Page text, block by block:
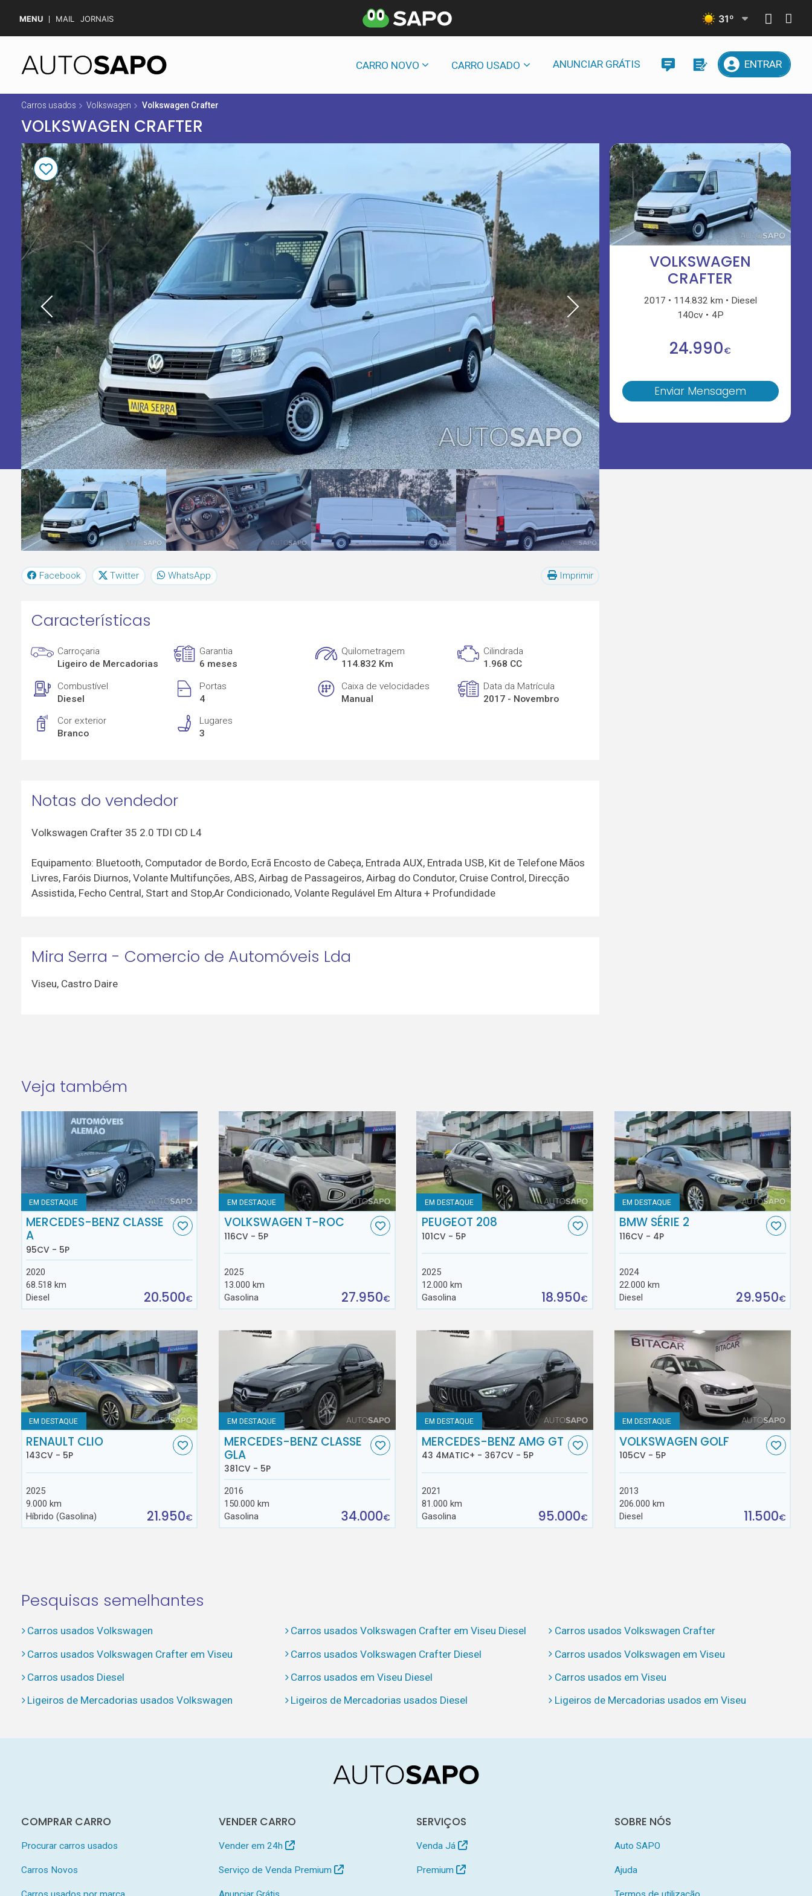
MENU MAIL JORNAIS 31º
CARRO NOVO CARRO USADO ANUNCIAR GRÁTIS ENTRAR
Carros usados Volkswagen Volkswagen Crafter
VOLKSWAGEN CRAFTER
VOLKSWAGEN
CRAFTER
2017 114.832 km
Diesel
140cv
4P
24.990€
Enviar Mensagem
Facebook Twitter WhatsApp Imprimir
Características
Carroçaria
Ligeiro de Mercadorias
Garantia
6 meses
Quilometragem
114.832 Km
Cilindrada
1.968 CC
Combustível
Diesel
Portas
4
Caixa de velocidades
Manual
Data da Matrícula
2017 - Novembro
Cor exterior
Branco
Lugares
3
Notas do vendedor
Volkswagen Crafter 35 2.0 TDI CD L4
Equipamento: Bluetooth, Computador de Bordo, Ecrã Encosto de Cabeça, Entrada AUX, Entrada USB, Kit de Telefone Mãos
Livres, Faróis Diurnos, Volante Multifunções, ABS, Airbag de Passageiros, Airbag do Condutor, Cruise Control, Direcção
Assistida, Fecho Central, Start and Stop,Ar Condicionado, Volante Regulável Em Altura + Profundidade
Mira Serra - Comercio de Automóveis Lda
Viseu, Castro Daire
Veja também
EM DESTAQUE
MERCEDES-BENZ CLASSE
A
95CV - 5P
2020
68.518 km
Diesel
20.500€
EM DESTAQUE
VOLKSWAGEN T-ROC
116CV - 5P
2025
13.000 km
Gasolina
27.950€
EM DESTAQUE
PEUGEOT 208
101CV - 5P
2025
12.000 km
Gasolina
18.950€
EM DESTAQUE
BMW SÉRIE 2
116CV - 4P
2024
22.000 km
Diesel
29.950€
EM DESTAQUE
RENAULT CLIO
143CV - 5P
2025
9.000 km
Híbrido (Gasolina)
21.950€
EM DESTAQUE
MERCEDES-BENZ CLASSE
GLA
381CV - 5P
2016
150.000 km
Gasolina
34.000€
EM DESTAQUE
MERCEDES-BENZ AMG GT
43 4MATIC+ - 367CV - 5P
2021
81.000 km
Gasolina
95.000€
EM DESTAQUE
VOLKSWAGEN GOLF
105CV - 5P
2013
206.000 km
Diesel
11.500€
Pesquisas semelhantes
Carros usados Volkswagen Carros usados Volkswagen Crafter em Viseu Diesel
Carros usados Volkswagen Crafter
Carros usados Volkswagen Crafter em Viseu
Carros usados Volkswagen Crafter Diesel
Carros usados Volkswagen em Viseu
Carros usados Diesel
Carros usados em Viseu Diesel
Carros usados em Viseu
Ligeiros de Mercadorias usados Volkswagen
Ligeiros de Mercadorias usados Diesel Ligeiros de Mercadorias usados em Viseu
COMPRAR CARRO
Procurar carros usados
Carros Novos
VENDER CARRO
Vender em 24h
Serviço de Venda Premium
SERVIÇOS
Venda Já
Premium
SOBRE NÓS
Auto SAPO
Ajuda